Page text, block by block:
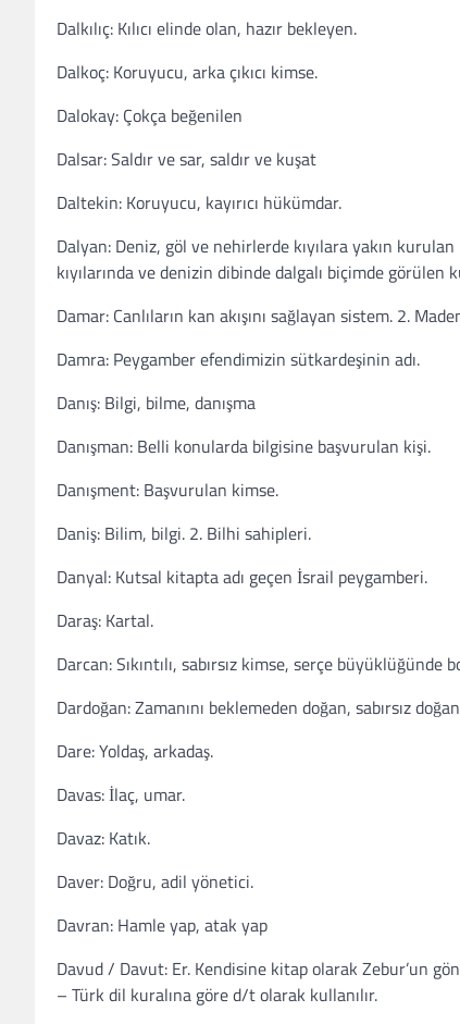
Dalkılıç: Kılıcı elinde olan, hazır bekleyen.
Dalkoç: Koruyucu, arka çıkıcı kimse.
Dalokay: Çokça beğenilen
Dalsar: Saldır ve sar, saldır ve kuşat
Daltekin: Koruyucu, kayırıcı hükümdar.
Dalyan: Deniz, göl ve nehirlerde kıyılara yakın
kıyılarında ve denizin dibinde dalgalı biçimde görülen
Damar: Canlıların kan akışını sağlayan sistem. 2.
Damra: Peygamber efendimizin sütkardeşinin adı.
Danış: Bilgi, bilme, danışma
Danışman: Belli konularda bilgisine başvurulan kişi.
Danışment: Başvurulan kimse.
Daniş: Bilim, bilgi. 2. Bilhi sahipleri.
Danyal: Kutsal kitapta adı geçen İsrail peygamberi.
Daraş: Kartal.
Darcan: Sıkıntılı, sabırsız kimse, serçe büyüklüğünde
Dardoğan: Zamanını beklemeden doğan, sabırsız doğan
Dare: Yoldaş, arkadaş.
Davas: İlaç, umar.
Davaz: Katık.
Daver: Doğru, adil yönetici.
Davran: Hamle yap, atak yap
Davud / Davut: Er. Kendisine kitap olarak Zebur’un
– Türk dil kuralına göre d/t olarak kullanılır.